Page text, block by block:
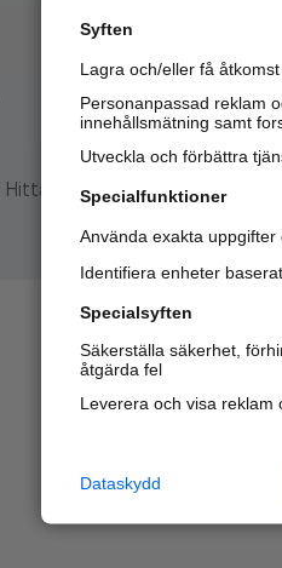
Hitta.se
Syften
Lagra och/eller få
Personanpassad reklam
innehållsmätning samt
Utveckla och förbättra
Specialfunktioner
Använda exakta
Identifiera enheter
Specialsyften
Säkerställa säkerhet,
åtgärda fel
Leverera och visa reklam
Dataskydd